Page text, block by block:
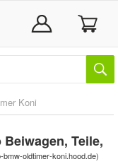
Koni
Teile,
bmw-oldtimer-koni.hood.de)